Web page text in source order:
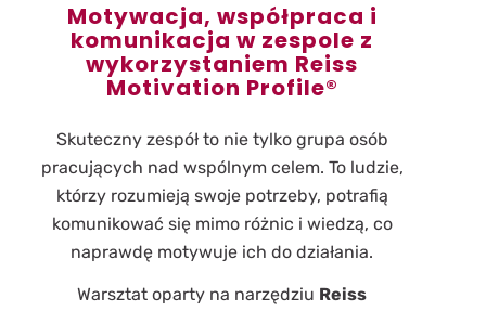
Motywacja, współpraca i
komunikacja w zespole z
wykorzystaniem Reiss
Motivation Profile®
Skuteczny zespół to nie tylko grupa osób
pracujących nad wspólnym celem. To ludzie,
którzy rozumieją swoje potrzeby, potrafią
komunikować się mimo różnic i wiedzą, co
naprawdę motywuje ich do działania.
Warsztat oparty na narzędziu Reiss